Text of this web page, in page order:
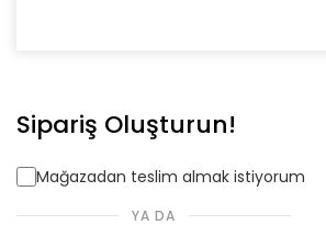
Sipariş Oluşturun!
Mağazadan teslim almak istiyorum
YA DA